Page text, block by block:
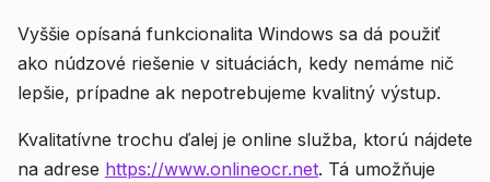
Vyššie opísaná funkcionalita Windows sa dá použiť
ako núdzové riešenie v situáciách, kedy nemáme nič
lepšie, prípadne ak nepotrebujeme kvalitný výstup.
Kvalitatívne trochu ďalej je online služba, ktorú nájdete
na adrese https://www.onlineocr.net. Tá umožňuje